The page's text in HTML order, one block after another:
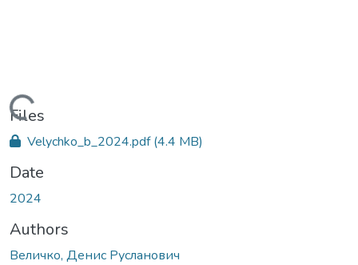
Loading...
Files
Velychko_b_2024.pdf(4.4 MB)
Date
2024
Authors
Величко, Денис Русланович